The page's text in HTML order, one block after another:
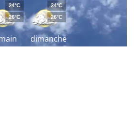
24°C
26°C
dimanche
24°C
26°C